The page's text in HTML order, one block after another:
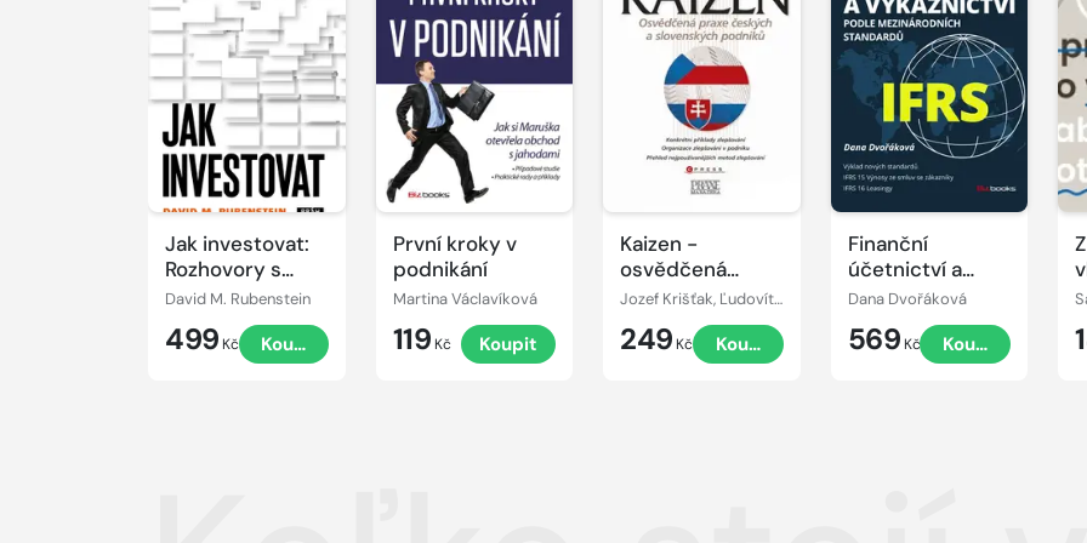
Jak investovat:
Rozhovory s
mistry oboru
David M. Rubenstein
499 Kč Koupit
První kroky v
podnikání
Martina Václavíková
119 Kč Koupit
Kaizen -
osvědčená
praxe českých a
slovenských
podniků
Jozef Krišťak, Ľudovít Boledovič, Miroslav Marek, Ján Košturiak
249 Kč Koupit
Finanční
účetnictví a
výkaznictví
mezinárodních
standardů IFRS
Dana Dvořáková
569 Kč Koupit